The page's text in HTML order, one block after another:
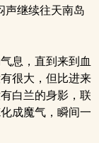
声继续往天南岛
息，直到来到血
很大，但比进来
白兰的身影，联
成魔气，瞬间一